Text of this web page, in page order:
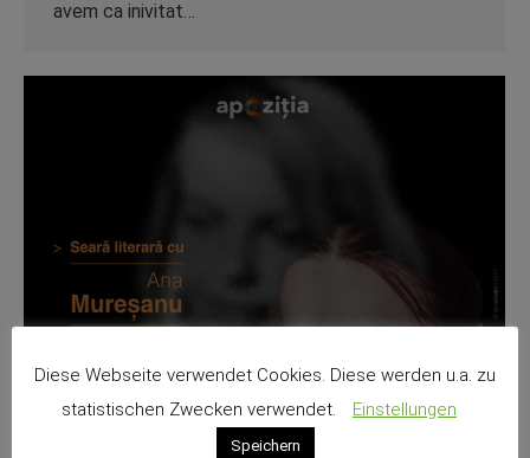
avem ca inivitat…
Diese Webseite verwendet Cookies. Diese werden u.a. zu
statistischen Zwecken verwendet.
Einstellungen
Speichern